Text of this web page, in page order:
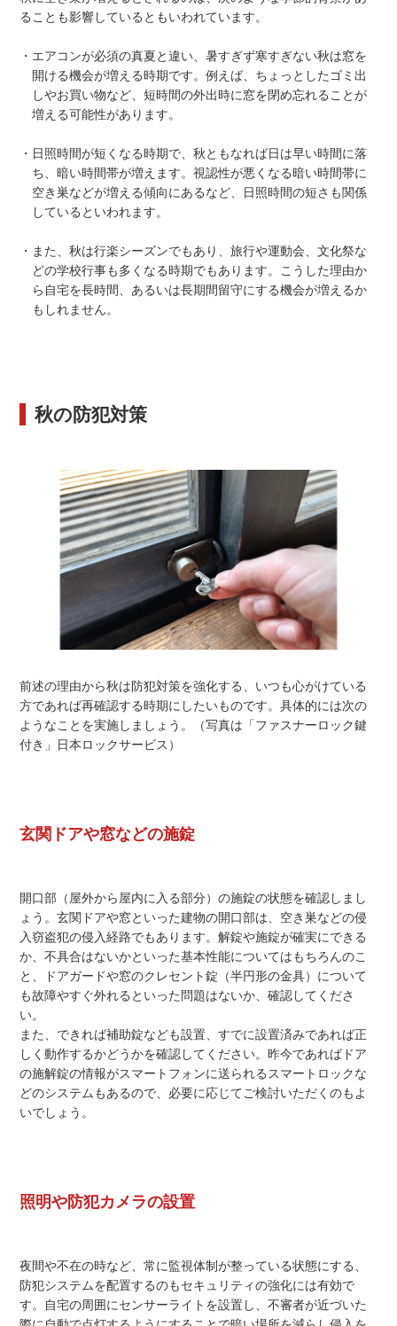
ることも影響しているともいわれています。
・エアコンが必須の真夏と違い、暑すぎず寒すぎない秋は窓を
開ける機会が増える時期です。例えば、ちょっとしたゴミ出
しやお買い物など、短時間の外出時に窓を閉め忘れることが
増える可能性があります。
・日照時間が短くなる時期で、秋ともなれば日は早い時間に落
ち、暗い時間帯が増えます。視認性が悪くなる暗い時間帯に
空き巣などが増える傾向にあるなど、日照時間の短さも関係
しているといわれます。
・また、秋は行楽シーズンでもあり、旅行や運動会、文化祭な
どの学校行事も多くなる時期でもあります。こうした理由か
ら自宅を長時間、あるいは長期間留守にする機会が増えるか
もしれません。
秋の防犯対策
前述の理由から秋は防犯対策を強化する、いつも心がけている
方であれば再確認する時期にしたいものです。具体的には次の
ようなことを実施しましょう。（写真は「ファスナーロック鍵
付き」日本ロックサービス）
玄関ドアや窓などの施錠
開口部（屋外から屋内に入る部分）の施錠の状態を確認しまし
ょう。玄関ドアや窓といった建物の開口部は、空き巣などの侵
入窃盗犯の侵入経路でもあります。解錠や施錠が確実にできる
か、不具合はないかといった基本性能についてはもちろんのこ
と、ドアガードや窓のクレセント錠（半円形の金具）について
も故障やすぐ外れるといった問題はないか、確認してくださ
い。
また、できれば補助錠なども設置、すでに設置済みであれば正
しく動作するかどうかを確認してください。昨今であればドア
の施解錠の情報がスマートフォンに送られるスマートロックな
どのシステムもあるので、必要に応じてご検討いただくのもよ
いでしょう。
照明や防犯カメラの設置
夜間や不在の時など、常に監視体制が整っている状態にする、
防犯システムを配置するのもセキュリティの強化には有効で
す。自宅の周囲にセンサーライトを設置し、不審者が近づいた